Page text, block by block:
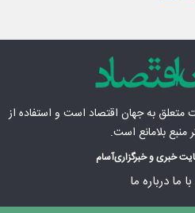
متعلق بهجهان اقتصاد است و استفاده از
منبع بلامانع است.
خبری و خبرگزاریآسام
ما درباره ما